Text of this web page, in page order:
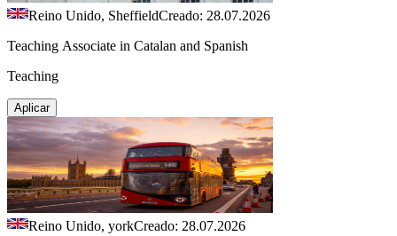
Reino Unido, SheffieldCreado: 28.07.2026
Teaching Associate in Catalan and Spanish
Teaching
Aplicar
Reino Unido, yorkCreado: 28.07.2026